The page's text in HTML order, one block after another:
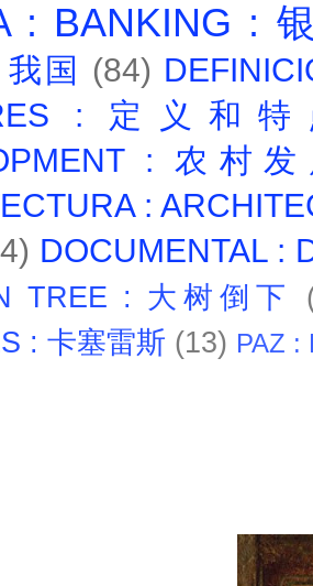
: BANKING :
国 (84)
: 定义和
: 农村
:
DOCUMENTAL :
TREE : 大树倒下
: 卡塞雷斯 (13) PAZ :